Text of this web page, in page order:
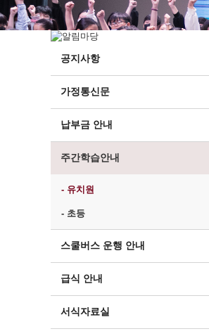
공지사항
가정통신문
납부금 안내
주간학습안내
- 유치원
- 초등
스쿨버스 운행 안내
급식 안내
서식자료실